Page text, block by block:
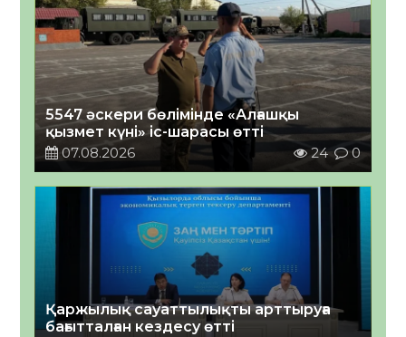
5547 әскери бөлімінде «Алғашқы
қызмет күні» іс-шарасы өтті
07.08.2026
24 0
Қаржылық сауаттылықты арттыруға
бағытталған кездесу өтті